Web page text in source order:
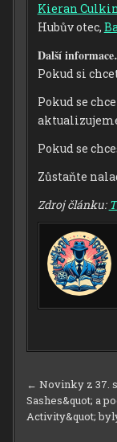
Kieran
Hubův otec,
Další
Pokud si
Pokud se
Pokud se
Zůstaňte
Zdroj článku:
pro
příspěvek
← Novinky z 37.
Sashes&quot; a
Activity&quot;